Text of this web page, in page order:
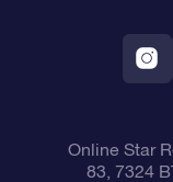
VR-App
Sternbilder
Online Star
83, 7324